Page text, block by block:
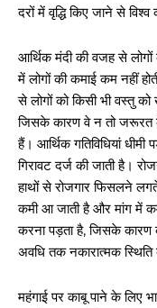
दरों में वृद्धि किए जाने से विश्व
आर्थिक मंदी की वजह से
में लोगों की कमाई कम नहीं
से लोगों को किसी भी वस्तु
जिसके कारण वे न तो जरूरत
हैं। आर्थिक गतिविधियां
गिरावट दर्ज की जाती है।
हाथों से रोजगार फिसलने
कमी आ जाती है और मांग में
करना पड़ता है, जिसके कारण
अवधि तक नकारात्मक स्थिति
महंगाई पर काबू पाने के लिए